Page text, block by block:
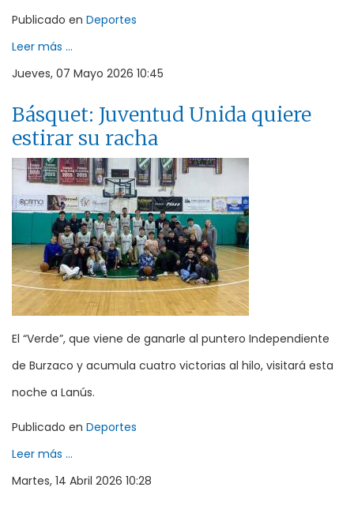
Publicado en Deportes
Leer más ...
Jueves, 07 Mayo 2026 10:45
Básquet: Juventud Unida quiere
estirar su racha
El “Verde”, que viene de ganarle al puntero Independiente
de Burzaco y acumula cuatro victorias al hilo, visitará esta
noche a Lanús.
Publicado en Deportes
Leer más ...
Martes, 14 Abril 2026 10:28